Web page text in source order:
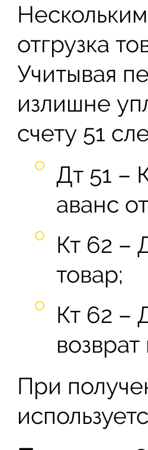
отгрузка
Учитывая
излишне
счету 51
Дт 51 –
аванс
Кт 62 –
товар;
Кт 62 –
При